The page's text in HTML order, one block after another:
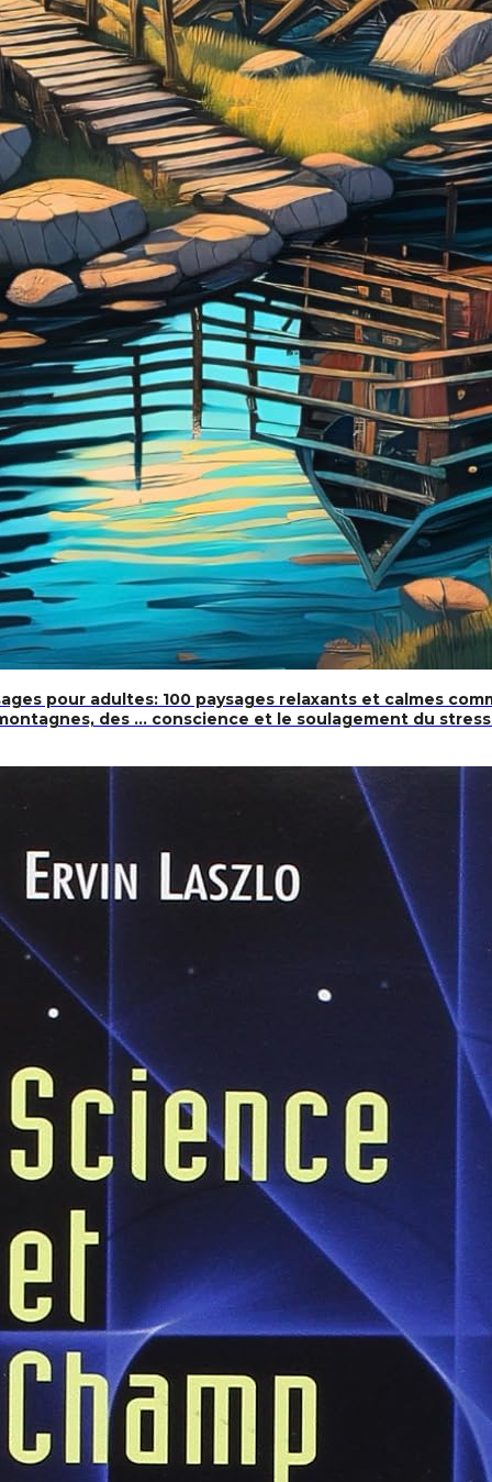
pour adultes: 100 paysages relaxants et calmes
des … conscience et le soulagement du